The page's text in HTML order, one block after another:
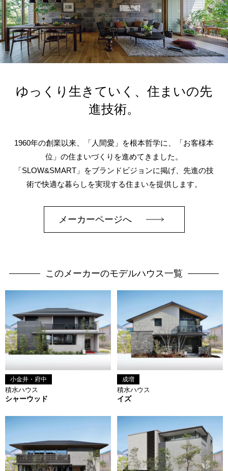
ゆっくり生きていく、住まいの先
進技術。
1960年の創業以来、「人間愛」を根本哲学に、「お客様本
位」の住まいづくりを進めてきました。
「SLOW&SMART」をブランドビジョンに掲げ、先進の技
術で快適な暮らしを実現する住まいを提供します。
メーカーページへ
このメーカーのモデルハウス一覧
小金井・府中
積水ハウス
シャーウッド
成増
積水ハウス
イズ